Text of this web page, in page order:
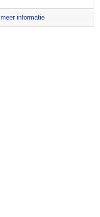
meer informatie